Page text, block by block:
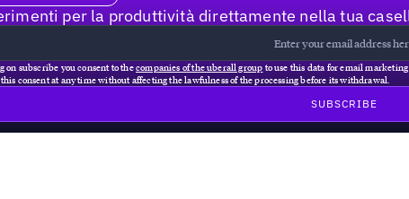
per la produttività direttamente nella tua
on subscribe you consent to thecompanies of the uberall group to use this data for email
consent at any time without affecting the lawfulness of the processing before its withdrawal.